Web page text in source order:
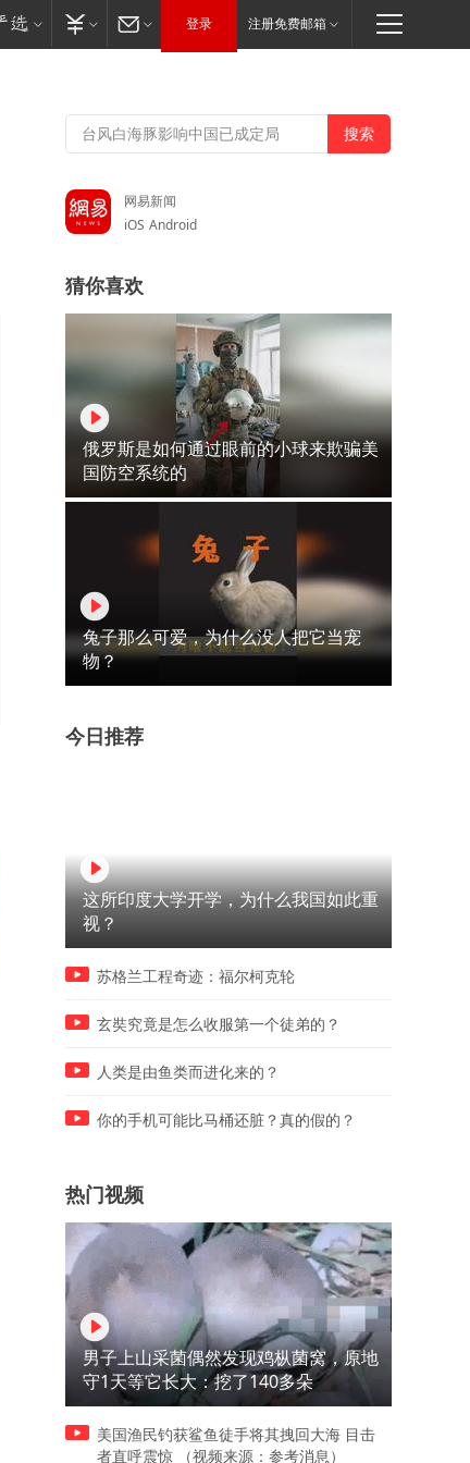
登录 注册免费邮箱
庭地位一目了然，一切都是实
做到的，顶了这么多东西还
网易新闻
iOS Android
猜你喜欢
俄罗斯是如何通过眼前的小球来欺骗美
国防空系统的
兔子那么可爱，为什么没人把它当宠
物？
今日推荐
这所印度大学开学，为什么我国如此重
视？
苏格兰工程奇迹：福尔柯克轮
玄奘究竟是怎么收服第一个徒弟的？
人类是由鱼类而进化来的？
你的手机可能比马桶还脏？真的假的？
热门视频
男子上山采菌偶然发现鸡枞菌窝，原地
守1天等它长大：挖了140多朵
美国渔民钓获鲨鱼徒手将其拽回大海 目击
者直呼震惊 （视频来源：参考消息）